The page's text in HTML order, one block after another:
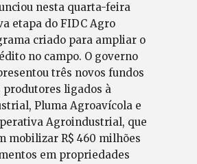
nesta quarta-feira
etapa do FIDC Agro
criado para ampliar o
no campo. O governo
três novos fundos
produtores ligados à
Pluma Agroavícola e
Agroindustrial, que
mobilizar R$ 460 milhões
em propriedades